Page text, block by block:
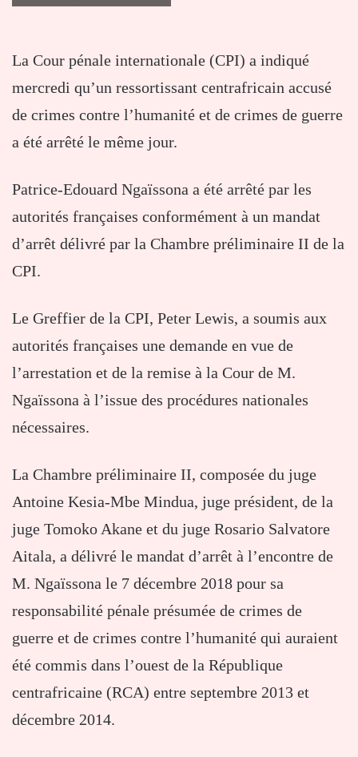
La Cour pénale internationale (CPI) a indiqué
mercredi qu’un ressortissant centrafricain accusé
de crimes contre l’humanité et de crimes de guerre
a été arrêté le même jour.
Patrice-Edouard Ngaïssona a été arrêté par les
autorités françaises conformément à un mandat
d’arrêt délivré par la Chambre préliminaire II de la
CPI.
Le Greffier de la CPI, Peter Lewis, a soumis aux
autorités françaises une demande en vue de
l’arrestation et de la remise à la Cour de M.
Ngaïssona à l’issue des procédures nationales
nécessaires.
La Chambre préliminaire II, composée du juge
Antoine Kesia‐Mbe Mindua, juge président, de la
juge Tomoko Akane et du juge Rosario Salvatore
Aitala, a délivré le mandat d’arrêt à l’encontre de
M. Ngaïssona le 7 décembre 2018 pour sa
responsabilité pénale présumée de crimes de
guerre et de crimes contre l’humanité qui auraient
été commis dans l’ouest de la République
centrafricaine (RCA) entre septembre 2013 et
décembre 2014.